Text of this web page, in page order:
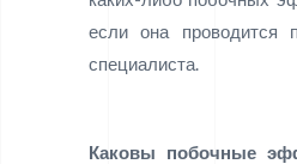
если она проводится
специалиста.
Каковы побочные